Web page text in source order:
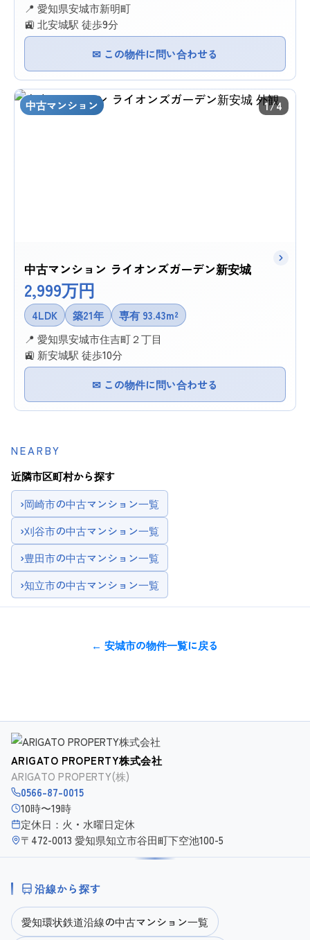
📍 愛知県安城市新明町
🚉 北安城駅 徒歩9分
✉ この物件に問い合わせる
中古マンション 1/4
中古マンション ライオンズガーデン新安城
2,999万円
4LDK 築21年
専有 93.43m²
📍 愛知県安城市住吉町２丁目
🚉 新安城駅 徒歩10分
✉ この物件に問い合わせる
NEARBY
近隣市区町村から探す
›岡崎市の中古マンション一覧
›刈谷市の中古マンション一覧
›豊田市の中古マンション一覧
›知立市の中古マンション一覧
← 安城市の物件一覧に戻る
ARIGATO PROPERTY株式会社
ARIGATO PROPERTY(株)
0566-87-0015
10時〜19時
定休日：火・水曜日定休
〒472-0013 愛知県知立市谷田町下空池100-5
沿線から探す
愛知環状鉄道沿線の中古マンション一覧